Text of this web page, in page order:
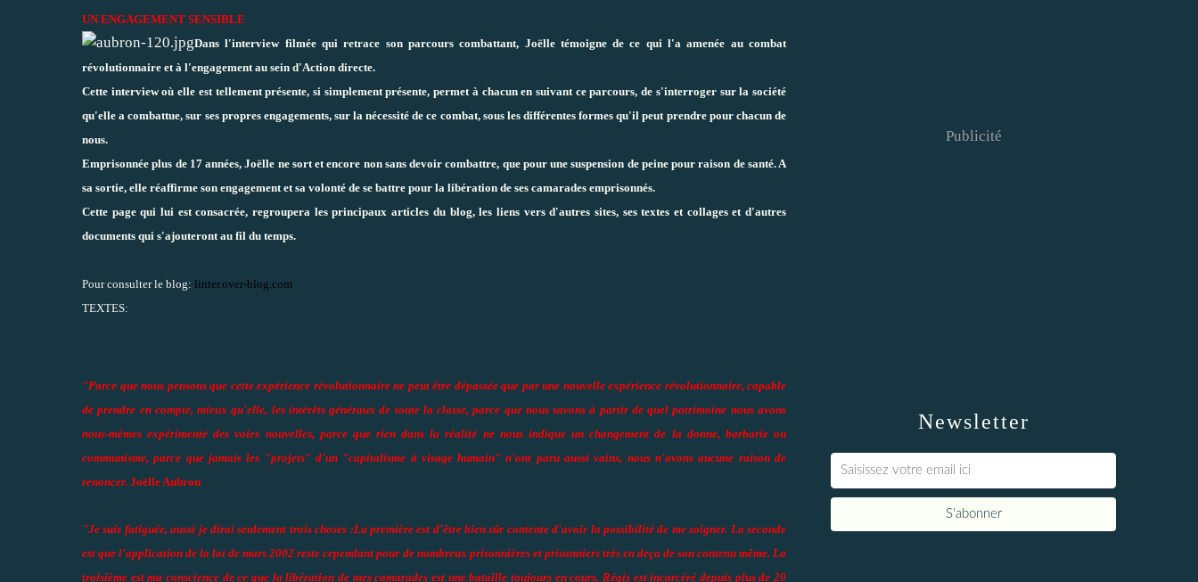
UN ENGAGEMENT SENSIBLE
Dans l'interview filmée qui retrace son parcours combattant, Joëlle témoigne de ce qui l'a amenée au combat
révolutionnaire et à l'engagement au sein d'Action directe.
Cette interview où elle est tellement présente, si simplement présente, permet à chacun en suivant ce parcours, de s'interroger sur la société
qu'elle a combattue, sur ses propres engagements, sur la nécessité de ce combat, sous les différentes formes qu'il peut prendre pour chacun de
nous.
Emprisonnée plus de 17 années, Joëlle ne sort et encore non sans devoir combattre, que pour une suspension de peine pour raison de santé. A
sa sortie, elle réaffirme son engagement et sa volonté de se battre pour la libération de ses camarades emprisonnés.
Cette page qui lui est consacrée, regroupera les principaux articles du blog, les liens vers d'autres sites, ses textes et collages et d'autres
documents qui s'ajouteront au fil du temps.
Pour consulter le blog: linter.over-blog.com
TEXTES:
"Parce que nous pensons que cette expérience révolutionnaire ne peut être dépassée que par une nouvelle expérience révolutionnaire, capable
de prendre en compte, mieux qu'elle, les intérêts généraux de toute la classe, parce que nous savons à partir de quel patrimoine nous avons
nous-mêmes expérimenté des voies nouvelles, parce que rien dans la réalité ne nous indique un changement de la donne, barbarie ou
communisme, parce que jamais les "projets" d'un "capitalisme à visage humain" n'ont paru aussi vains, nous n'avons aucune raison de
renoncer. Joëlle Aubron
"Je suis fatiguée, aussi je dirai seulement trois choses :La première est d'être bien sûr contente d'avoir la possibilité de me soigner. La seconde
est que l'application de la loi de mars 2002 reste cependant pour de nombreux prisonnières et prisonniers très en deça de son contenu même. La
troisième est ma conscience de ce que la libération de mes camarades est une bataille toujours en cours. Régis est incarcéré depuis plus de 20
Newsletter
Publicité